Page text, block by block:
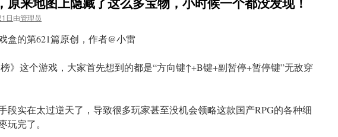
日由管理员
盒的第621篇原创，作者@小雷
》这个游戏，大家首先想到的都是“方向键↑+B键+副暂停+暂停键”无敌穿
段实在太过逆天了，导致很多玩家甚至没机会领略这款国产RPG的各种细
玩完了。